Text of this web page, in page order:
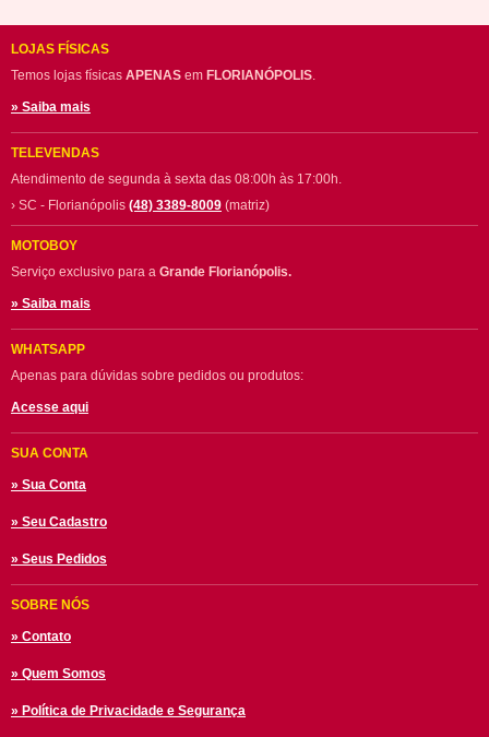
LOJAS FÍSICAS
Temos lojas físicas APENAS em FLORIANÓPOLIS.
» Saiba mais
TELEVENDAS
Atendimento de segunda à sexta das 08:00h às 17:00h.
› SC - Florianópolis (48) 3389-8009 (matriz)
MOTOBOY
Serviço exclusivo para a Grande Florianópolis.
» Saiba mais
WHATSAPP
Apenas para dúvidas sobre pedidos ou produtos:
Acesse aqui
SUA CONTA
» Sua Conta
» Seu Cadastro
» Seus Pedidos
SOBRE NÓS
» Contato
» Quem Somos
» Política de Privacidade e Segurança